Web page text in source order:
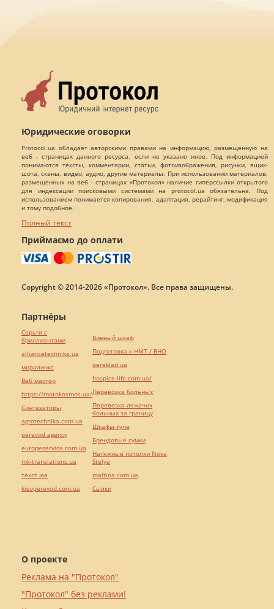
Юридические оговорки
Protocol.ua обладает авторскими правами на информацию, размещенную на
веб - страницах данного ресурса, если не указано иное. Под информацией
понимаются тексты, комментарии, статьи, фотоизображения, рисунки, ящик-
шота, сканы, видео, аудио, другие материалы. При использовании материалов,
размещенных на веб - страницах «Протокол» наличие гиперссылки открытого
для индексации поисковыми системами на protocol.ua обязательна. Под
использованием понимается копирования, адаптация, рерайтинг, модификация
и тому подобное.
Полный текст
Приймаємо до оплати
Copyright © 2014-2026 «Протокол». Все права защищены.
О проекте
Реклама на "Протокол"
"Протокол" без реклами!
Партнёры
Серьги с
бриллиантами
alliancetechnika.ua
миралинкс
Веб мастер
https://motokosmos.ua/
Синтезаторы
agrotechnika.com.ua
perevod.agency
europeservice.com.ua
mk-translations.ua
текст юа
kievperevod.com.ua
Винный шкаф
Подготовка к НМТ / ВНО
pereklad.ua
hospice-life.com.ua/
Перевозка больных
Перевозка лежачих
больных за границу
Шкафы купе
Брендовые сумки
Натяжные потолки Nova
Stelya
maltina.com.ua
Cылки